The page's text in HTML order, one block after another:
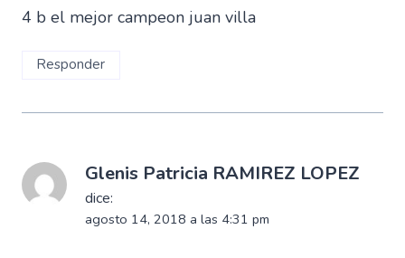
4 b el mejor campeon juan villa
Responder
Glenis Patricia RAMIREZ LOPEZ
dice:
agosto 14, 2018 a las 4:31 pm